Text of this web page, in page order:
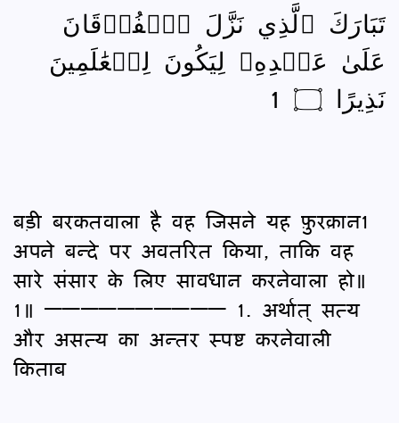
تَبَارَكَ ٱلَّذِي نَزَّلَ ٱلۡفُرۡقَانَ
عَلَىٰ عَبۡدِهِۦ لِيَكُونَ لِلۡعَٰلَمِينَ
نَذِيرًا ۝ 1
बड़ी बरकतवाला है वह जिसने यह फ़ुरक़ान1
अपने बन्दे पर अवतरित किया, ताकि वह
सारे संसार के लिए सावधान करनेवाला हो॥
1॥ —————————— 1. अर्थात् सत्य
और असत्य का अन्तर स्पष्ट करनेवाली
किताब